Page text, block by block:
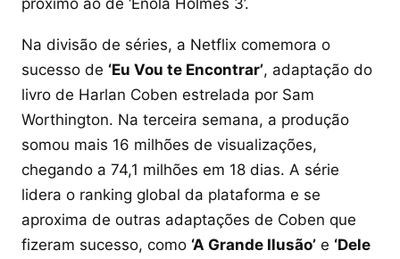
Na divisão de séries, a Netflix comemora o
sucesso de ‘Eu Vou te Encontrar’, adaptação do
livro de Harlan Coben estrelada por Sam
Worthington. Na terceira semana, a produção
somou mais 16 milhões de visualizações,
chegando a 74,1 milhões em 18 dias. A série
lidera o ranking global da plataforma e se
aproxima de outras adaptações de Coben que
fizeram sucesso, como ‘A Grande Ilusão’ e ‘Dele